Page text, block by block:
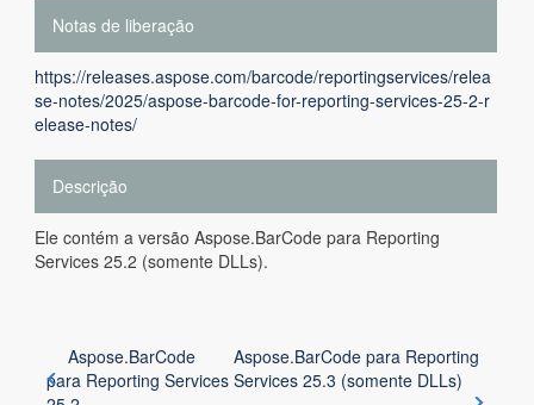
Notas de liberação
https://releases.aspose.com/barcode/reportingservices/relea
se-notes/2025/aspose-barcode-for-reporting-services-25-2-r
elease-notes/
Descrição
Ele contém a versão Aspose.BarCode para Reporting
Services 25.2 (somente DLLs).
Aspose.BarCode
para Reporting Services
Aspose.BarCode para Reporting
Services 25.3 (somente DLLs)